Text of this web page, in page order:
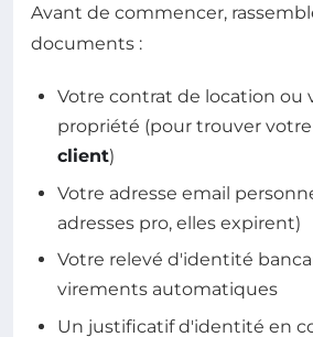
Avant de commencer,
documents :
Votre contrat de location ou
propriété (pour trouver votre
client)
Votre adresse email
adresses pro, elles expirent)
Votre relevé d'identité
virements automatiques
Un justificatif d'identité en